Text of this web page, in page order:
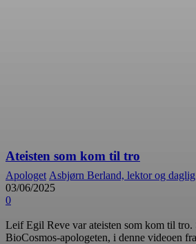
Ateisten som kom til tro
Apologet Asbjørn Berland, lektor og
03/06/2025
0
Leif Egil Reve var ateisten som kom til tro.
BioCosmos-apologeten, i denne videoen